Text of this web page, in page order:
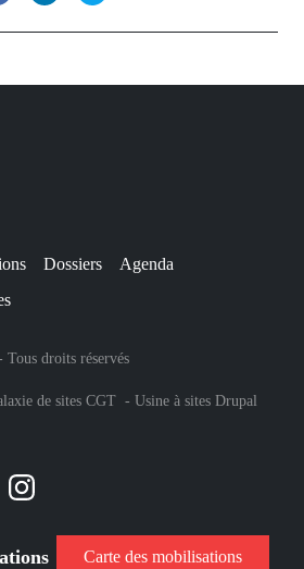
Dossiers
Agenda
droits réservés
de sites CGT - Usine à sites Drupal
Carte des mobilisations